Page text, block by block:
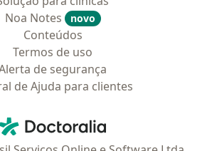
Noa Notes
novo
Conteúdos
Termos de uso
de segurança
de Ajuda para clientes
Doctoralia - Homepage